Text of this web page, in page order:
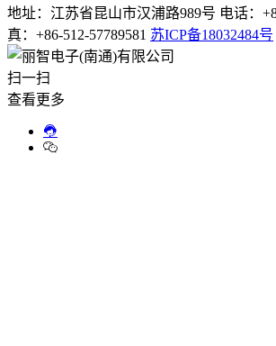
地址：江苏省昆山市汉浦路989号 电话：
真：+86-512-57789581 苏ICP备18032484号
扫一扫
查看更多